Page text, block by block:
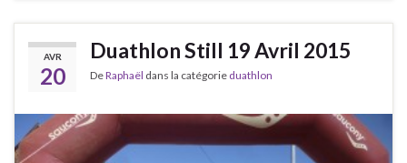
AVR
20
Duathlon Still 19 Avril 2015
DeRaphaël dans la catégorie duathlon